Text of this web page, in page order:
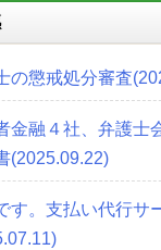
の懲戒処分審査
金融４社、弁護士
(2025.09.22)
す。支払い代行サ